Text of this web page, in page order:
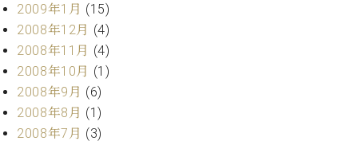
2009年1月 (15)
2008年12月 (4)
2008年11月 (4)
2008年10月 (1)
2008年9月 (6)
2008年8月 (1)
2008年7月 (3)